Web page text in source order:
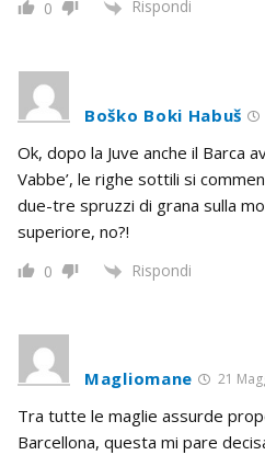
0 Rispondi
Boško Boki Habuš
Ok, dopo la Juve anche il Barca
Vabbe’, le righe sottili si
due-tre spruzzi di grana sulla
superiore, no?!
0 Rispondi
Magliomane 21
Tra tutte le maglie assurde
Barcellona, questa mi pare